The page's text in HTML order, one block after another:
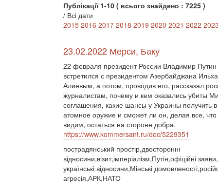
Публікації 1-10 ( всього знайдено : 7225 )
/ Всі дати
2015 2016 2017 2018 2019 2020 2021 2022
23.02.2022 Мерси, Баку
22 февраля президент России Владимир
встретился с президентом Азербайджана
Алиевым, а потом, проводив его, рассказал
журналистам, почему и кем оказались убиты
соглашения, какие шансы у Украины получить в
атомное оружие и сможет ли он, делая все,
видим, остаться на стороне добра.
https://www.kommersant.ru/doc/5229351
пострадянський простір,двосторонні
відносини,візит,імперіалізм,Путін,офіційні
українські відносини,Мінські
агресія,АРК,НАТО